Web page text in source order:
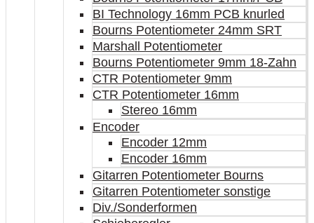
BI Technology 16mm PCB knurled
Bourns Potentiometer 24mm SRT
Marshall Potentiometer
Bourns Potentiometer 9mm 18-Zahn
CTR Potentiometer 9mm
CTR Potentiometer 16mm
Stereo 16mm
Encoder
Encoder 12mm
Encoder 16mm
Gitarren Potentiometer Bourns
Gitarren Potentiometer sonstige
Div./Sonderformen